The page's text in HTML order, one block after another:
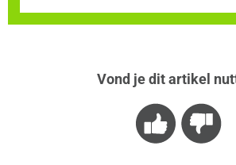
Vond je dit artikel